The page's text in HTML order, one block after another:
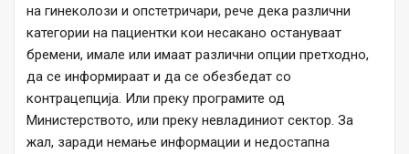
на гинеколози и опстетричари, рече дека различни
категории на пациентки кои несакано остануваат
бремени, имале или имаат различни опции претходно,
да се информираат и да се обезбедат со
контрацепција. Или преку програмите од
Министерството, или преку невладиниот сектор. За
жал, заради немање информации и недостапна